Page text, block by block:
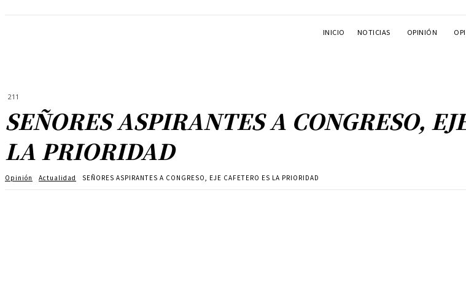
INICIO NOTICIAS OPINIÓN
211
SEÑORES ASPIRANTES A CONGRESO,
LA PRIORIDAD
Opinión Actualidad SEÑORES ASPIRANTES A CONGRESO, EJE CAFETERO ES LA PRIORIDAD